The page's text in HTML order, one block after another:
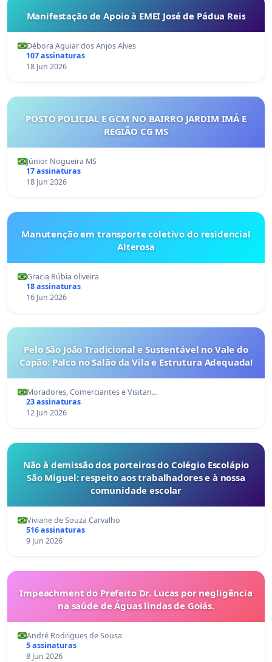
Manifestação de Apoio à EMEI José de Pádua Reis
Débora Aguiar dos Anjos Alves
107 assinaturas
18 Jun 2026
POSTO POLICIAL E GCM NO BAIRRO JARDIM IMÁ E
REGIÃO CG MS
Júnior Nogueira MS
17 assinaturas
18 Jun 2026
Manutenção em transporte coletivo do residencial
Alterosa
Gracia Rúbia oliveira
18 assinaturas
16 Jun 2026
Pelo São João Tradicional e Sustentável no Vale do
Capão: Palco no Salão da Vila e Estrutura Adequada!
Moradores, Comerciantes e Visitan…
23 assinaturas
12 Jun 2026
Não à demissão dos porteiros do Colégio Escolápio
São Miguel: respeito aos trabalhadores e à nossa
comunidade escolar
Viviane de Souza Carvalho
516 assinaturas
9 Jun 2026
Impeachment do Prefeito Dr. Lucas por negligência
na saúde de Águas lindas de Goiás.
André Rodrigues de Sousa
5 assinaturas
8 Jun 2026